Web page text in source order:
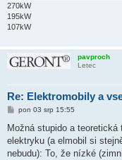
e
k
270kW
195kW
107kW
pavproch
Letec
Re: Elektromobily a
P
í
p
ě
pon 03 srp 15:55
Možná stupido a
elektryku (a elmobil si
nebudu): To, že nízké